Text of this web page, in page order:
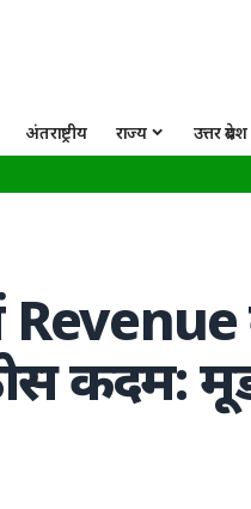
अंतराष्ट्रीय राज्य उत्तर प्रदेश
कदम: